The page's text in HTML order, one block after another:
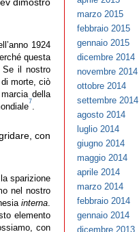
1924
questa
Se il nostro
morte, ciò
della
7
.
con
sparizione
nel nostro
interna.
elemento
con
marzo 2015
febbraio 2015
gennaio 2015
dicembre 2014
novembre 2014
ottobre 2014
settembre 2014
agosto 2014
luglio 2014
giugno 2014
maggio 2014
aprile 2014
marzo 2014
febbraio 2014
gennaio 2014
dicembre 2013